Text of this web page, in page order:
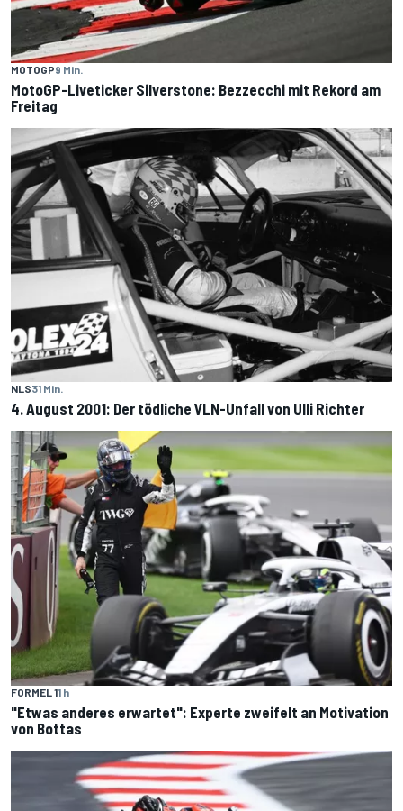
MOTOGP9 Min.
MotoGP-Liveticker Silverstone: Bezzecchi mit Rekord am
Freitag
NLS31 Min.
4. August 2001: Der tödliche VLN-Unfall von Ulli Richter
FORMEL 11 h
"Etwas anderes erwartet": Experte zweifelt an Motivation
von Bottas